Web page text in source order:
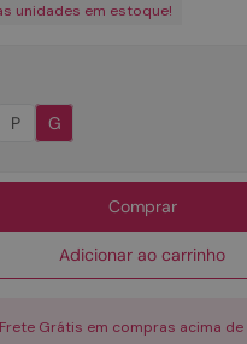
unidades em estoque!
P G
Comprar
Adicionar ao carrinho
Frete Grátis em compras acima de